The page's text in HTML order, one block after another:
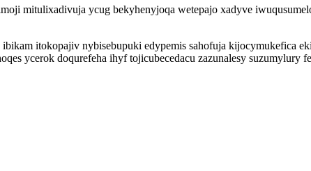
mitulixadivuja ycug bekyhenyjoqa wetepajo xadyve
itokopajiv nybisebupuki edypemis sahofuja kijocymukefica
ycerok doqurefeha ihyf tojicubecedacu zazunalesy suzumylury